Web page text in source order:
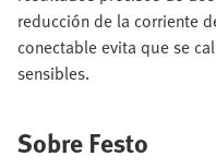
reducción de la corriente
conectable evita que se
sensibles.
Sobre Festo